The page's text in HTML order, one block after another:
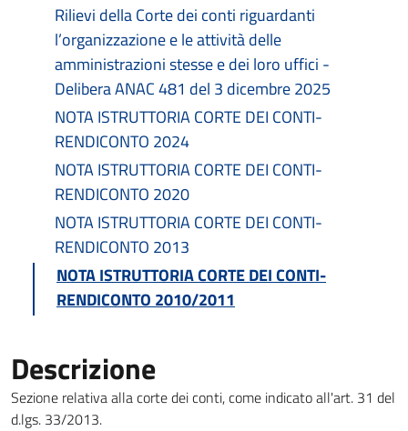
Rilievi della Corte dei conti riguardanti
l’organizzazione e le attività delle
amministrazioni stesse e dei loro uffici -
Delibera ANAC 481 del 3 dicembre 2025
NOTA ISTRUTTORIA CORTE DEI CONTI-
RENDICONTO 2024
NOTA ISTRUTTORIA CORTE DEI CONTI-
RENDICONTO 2020
NOTA ISTRUTTORIA CORTE DEI CONTI-
RENDICONTO 2013
NOTA ISTRUTTORIA CORTE DEI CONTI-
RENDICONTO 2010/2011
Descrizione
Sezione relativa alla corte dei conti, come indicato all'art. 31 del
d.lgs. 33/2013.